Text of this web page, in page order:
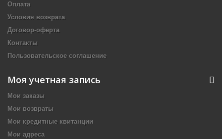
Оплата
Условия возврата
Договор-оферта
Контакты
Пользовательское соглашение
Моя учетная запись
Мои заказы
Мои возвраты
Мои кредитные квитанции
Мои адреса